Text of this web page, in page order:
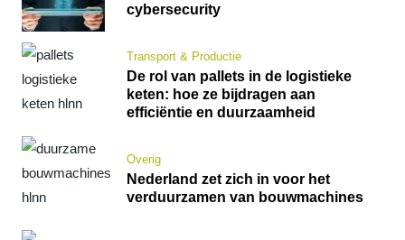
cybersecurity
Transport & Productie
De rol van pallets in de logistieke
keten: hoe ze bijdragen aan
efficiëntie en duurzaamheid
Overig
Nederland zet zich in voor het
verduurzamen van bouwmachines